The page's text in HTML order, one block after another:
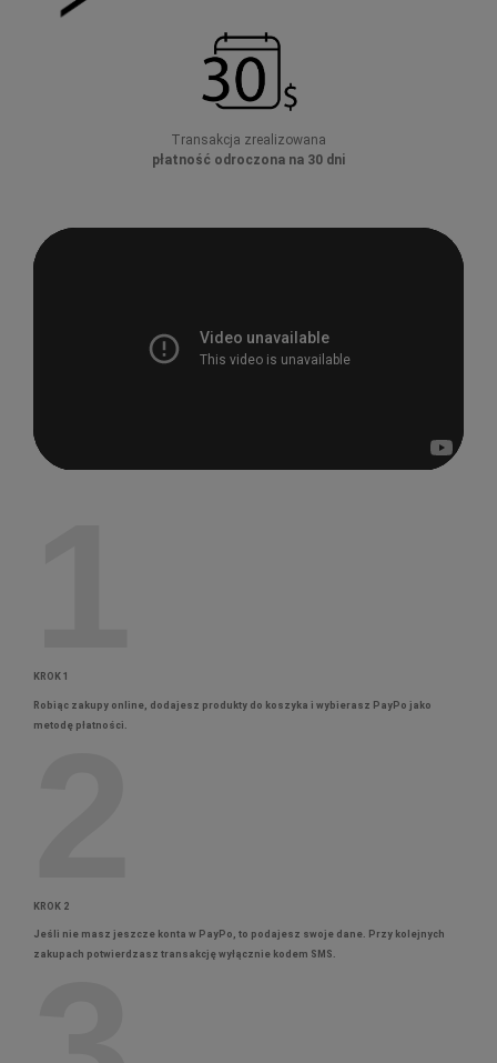
Transakcja zrealizowana
płatność odroczona na 30 dni
KROK 1
Robiąc zakupy online, dodajesz produkty do koszyka i wybierasz PayPo jako
metodę płatności.
KROK 2
Jeśli nie masz jeszcze konta w PayPo, to podajesz swoje dane. Przy kolejnych
zakupach potwierdzasz transakcję wyłącznie kodem SMS.